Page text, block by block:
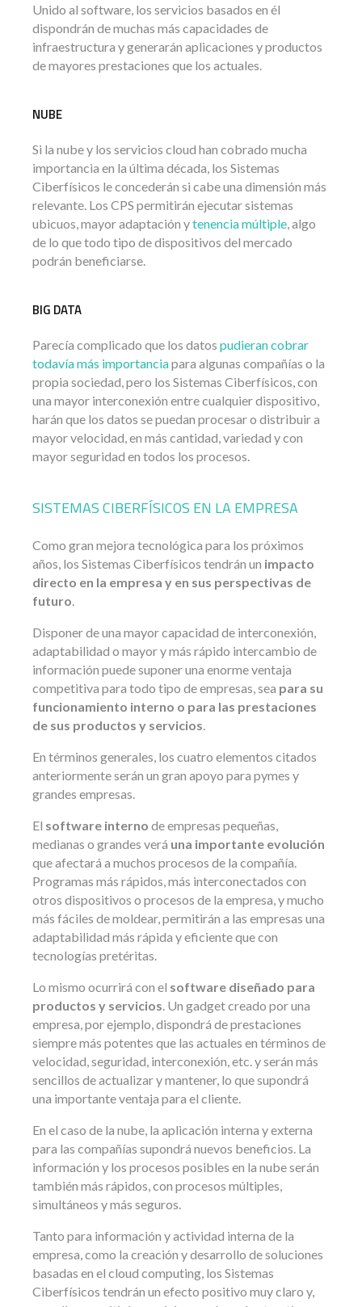
Unido al software, los servicios basados en él
dispondrán de muchas más capacidades de
infraestructura y generarán aplicaciones y productos
de mayores prestaciones que los actuales.
NUBE
Si la nube y los servicios cloud han cobrado mucha
importancia en la última década, los Sistemas
Ciberfísicos le concederán si cabe una dimensión más
relevante. Los CPS permitirán ejecutar sistemas
ubicuos, mayor adaptación ytenencia múltiple, algo
de lo que todo tipo de dispositivos del mercado
podrán beneficiarse.
BIG DATA
Parecía complicado que los datos pudieran cobrar
todavía más importanciapara algunas compañías o la
propia sociedad, pero los Sistemas Ciberfísicos, con
una mayor interconexión entre cualquier dispositivo,
harán que los datos se puedan procesar o distribuir a
mayor velocidad, en más cantidad, variedad y con
mayor seguridad en todos los procesos.
SISTEMAS CIBERFÍSICOS EN LA EMPRESA
Como gran mejora tecnológica para los próximos
años, los Sistemas Ciberfísicos tendrán un impacto
directo en la empresa y en sus perspectivas de
futuro.
Disponer de una mayor capacidad de interconexión,
adaptabilidad o mayor y más rápido intercambio de
información puede suponer una enorme ventaja
competitiva para todo tipo de empresas, sea para su
funcionamiento interno o para las prestaciones
de sus productos y servicios.
En términos generales, los cuatro elementos citados
anteriormente serán un gran apoyo para pymes y
grandes empresas.
El software interno de empresas pequeñas,
medianas o grandes verá una importante evolución
que afectará a muchos procesos de la compañía.
Programas más rápidos, más interconectados con
otros dispositivos o procesos de la empresa, y mucho
más fáciles de moldear, permitirán a las empresas una
adaptabilidad más rápida y eficiente que con
tecnologías pretéritas.
Lo mismo ocurrirá con el software diseñado para
productos y servicios. Un gadget creado por una
empresa, por ejemplo, dispondrá de prestaciones
siempre más potentes que las actuales en términos de
velocidad, seguridad, interconexión, etc. y serán más
sencillos de actualizar y mantener, lo que supondrá
una importante ventaja para el cliente.
En el caso de la nube, la aplicación interna y externa
para las compañías supondrá nuevos beneficios. La
información y los procesos posibles en la nube serán
también más rápidos, con procesos múltiples,
simultáneos y más seguros.
Tanto para información y actividad interna de la
empresa, como la creación y desarrollo de soluciones
basadas en el cloud computing, los Sistemas
Ciberfísicos tendrán un efecto positivo muy claro y,